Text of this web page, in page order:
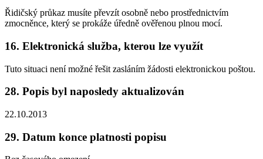
Řidičský průkaz musíte převzít osobně nebo prostřednictvím
zmocněnce, který se prokáže úředně ověřenou plnou mocí.
16. Elektronická služba, kterou lze využít
Tuto situaci není možné řešit zasláním žádosti elektronickou poštou.
28. Popis byl naposledy aktualizován
22.10.2013
29. Datum konce platnosti popisu